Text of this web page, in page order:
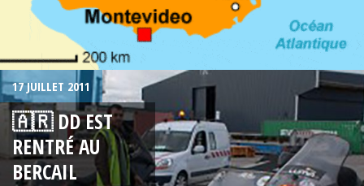
17 JUILLET 2011
🇦🇷 DD EST
RENTRÉ AU
BERCAIL